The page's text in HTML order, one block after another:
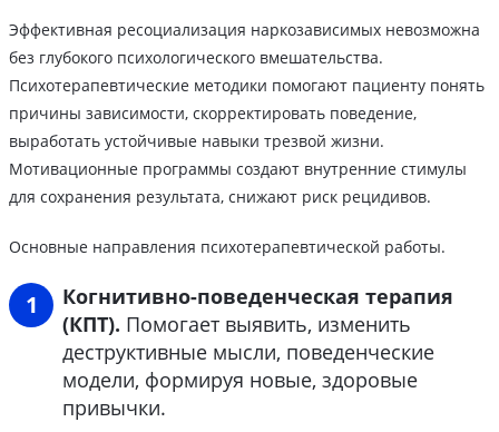
Эффективная ресоциализация наркозависимых невозможна
без глубокого психологического вмешательства.
Психотерапевтические методики помогают пациенту понять
причины зависимости, скорректировать поведение,
выработать устойчивые навыки трезвой жизни.
Мотивационные программы создают внутренние стимулы
для сохранения результата, снижают риск рецидивов.
Основные направления психотерапевтической работы.
Когнитивно-поведенческая терапия
(КПТ). Помогает выявить, изменить
деструктивные мысли, поведенческие
модели, формируя новые, здоровые
привычки.